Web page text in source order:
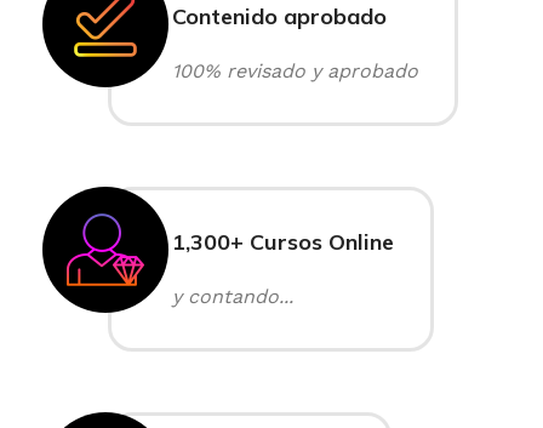
Contenido aprobado
100% revisado y aprobado
1,300+ Cursos Online
y contando...